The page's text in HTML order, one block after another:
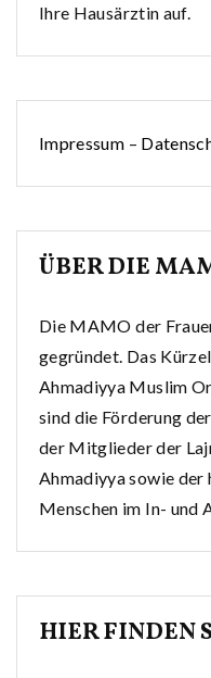
Ihre Hausärztin auf.
Impressum –
ÜBER DIE
Die MAMO der
gegründet. Das
Ahmadiyya Muslim
sind die Förderung
der Mitglieder der
Ahmadiyya sowie
Menschen im In- und
HIER FINDEN